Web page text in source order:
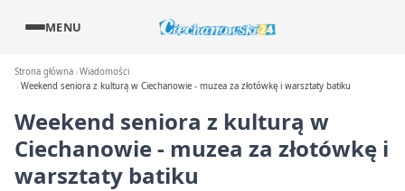
MENU
Strona główna Wiadomości
Weekend seniora z kulturą w Ciechanowie - muzea za złotówkę i warsztaty batiku
Weekend seniora z kulturą w
Ciechanowie - muzea za złotówkę i
warsztaty batiku